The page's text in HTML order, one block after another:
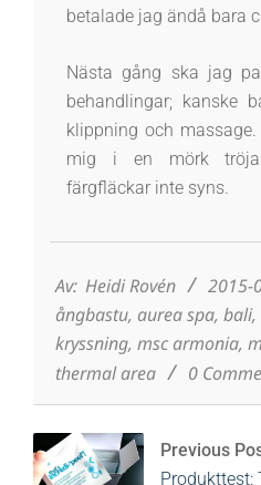
betalade jag ändå bara
Nästa gång ska jag
behandlingar; kanske
klippning och
mig i en mörk
färgfläckar inte syns.
07
Av: Heidi Rovén 2015-
ångbastu, aurea spa, bali,
kryssning, msc armonia,
thermal area
0
Previous
Produkttest: